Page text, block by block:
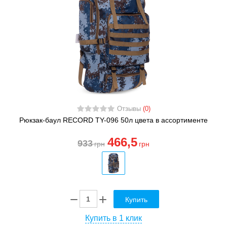
Отзывы (0)
Рюкзак-баул RECORD TY-096 50л цвета в ассортименте
933грн 466,5 грн
Купить
Купить в 1 клик